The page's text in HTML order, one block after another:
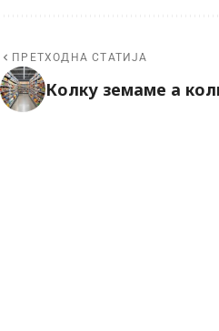
ПРЕТХОДНА СТАТИЈА
Колку земаме а